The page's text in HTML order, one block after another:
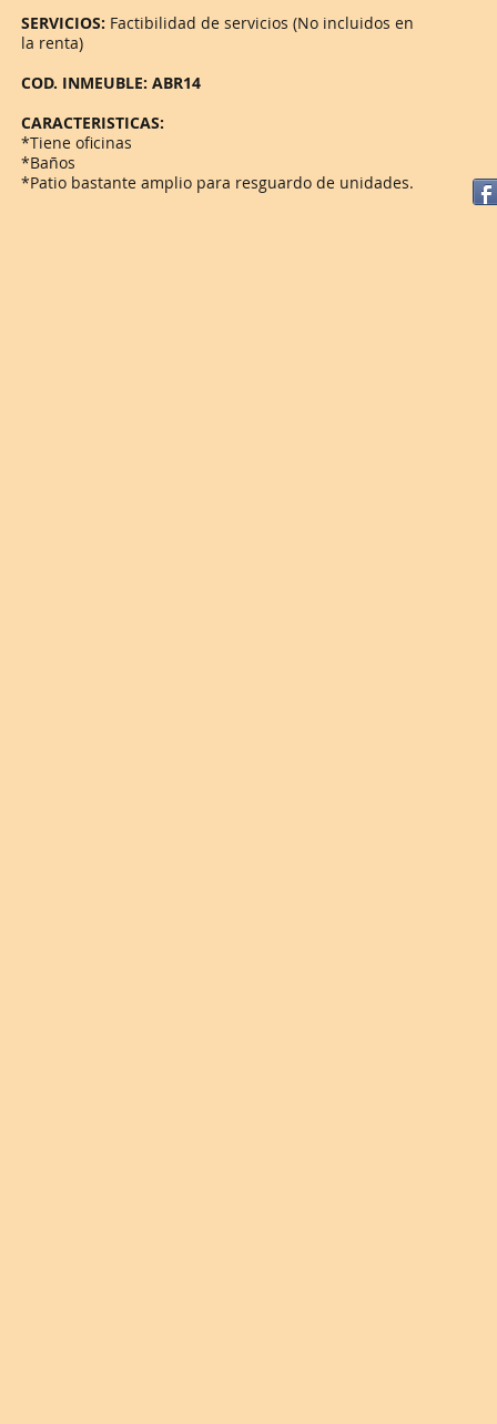
SERVICIOS: Factibilidad de servicios (No incluidos en
la renta)
COD. INMEUBLE: ABR14
CARACTERISTICAS:
*Tiene oficinas
*Baños
*Patio bastante amplio para resguardo de unidades.